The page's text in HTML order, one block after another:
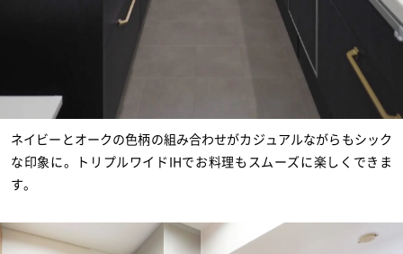
ネイビーとオークの色柄の組み合わせがカジュアルながらもシック
な印象に。トリプルワイドIHでお料理もスムーズに楽しくできま
す。